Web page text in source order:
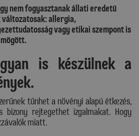
nem fogyasztanak állati eredetű
változatosak: allergia,
vagy etikai szempont is
is készülnek a
tűnhet a növényi alapú étkezés,
bizony rejtegethet izgalmakat. Hogy
miatt.